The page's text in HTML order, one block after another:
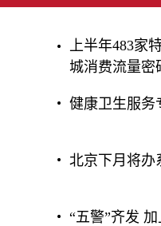
上半年483家
城消费流量密
健康卫生服务
北京下月将
“五警”齐发